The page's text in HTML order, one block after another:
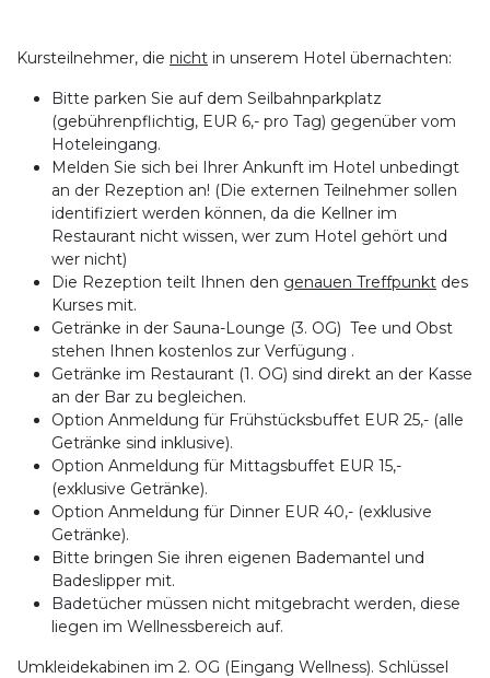
Kursteilnehmer, die nicht in unserem Hotel übernachten:
Bitte parken Sie auf dem Seilbahnparkplatz
(gebührenpflichtig, EUR 6,- pro Tag) gegenüber vom
Hoteleingang.
Melden Sie sich bei Ihrer Ankunft im Hotel unbedingt
an der Rezeption an! (Die externen Teilnehmer sollen
identifiziert werden können, da die Kellner im
Restaurant nicht wissen, wer zum Hotel gehört und
wer nicht)
Die Rezeption teilt Ihnen den genauen Treffpunkt des
Kurses mit.
Getränke in der Sauna-Lounge (3. OG) Tee und Obst
stehen Ihnen kostenlos zur Verfügung .
Getränke im Restaurant (1. OG) sind direkt an der Kasse
an der Bar zu begleichen.
Option Anmeldung für Frühstücksbuffet EUR 25,- (alle
Getränke sind inklusive).
Option Anmeldung für Mittagsbuffet EUR 15,-
(exklusive Getränke).
Option Anmeldung für Dinner EUR 40,- (exklusive
Getränke).
Bitte bringen Sie ihren eigenen Bademantel und
Badeslipper mit.
Badetücher müssen nicht mitgebracht werden, diese
liegen im Wellnessbereich auf.
Umkleidekabinen im 2. OG (Eingang Wellness). Schlüssel